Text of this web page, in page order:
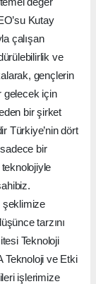
Kutay
çalışan
ve
gençlerin
gelecek için
bir şirket
Türkiye’nin dört
bir
şeklimize
tarzını
Teknoloji
Teknoloji ve Etki
işlerimize